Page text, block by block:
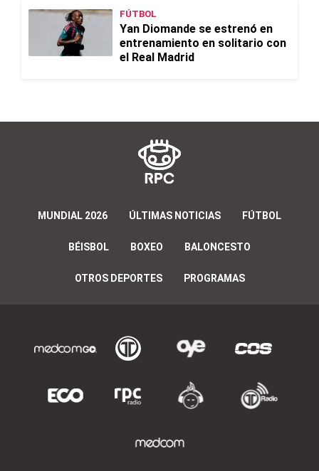
FÚTBOL
Yan Diomande se estrenó en
entrenamiento en solitario con
el Real Madrid
MUNDIAL 2026 ÚLTIMAS NOTICIAS FÚTBOL
BÉISBOL BOXEO BALONCESTO
OTROS DEPORTES PROGRAMAS